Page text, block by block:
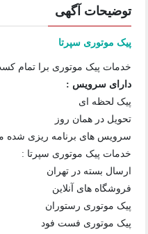
توضیحات آگهی
پیک موتوری سپرتا
خدمات پیک موتوری برا تمام
دارای سرویس :
پیک لحظه ای
تحویل در همان روز
سرویس های برنامه ریزی شده
خدمات پیک موتوری سپرتا :
ارسال بسته در تهران
فروشگاه های آنلاین
پیک موتوری رستوران
پیک موتوری فست فود